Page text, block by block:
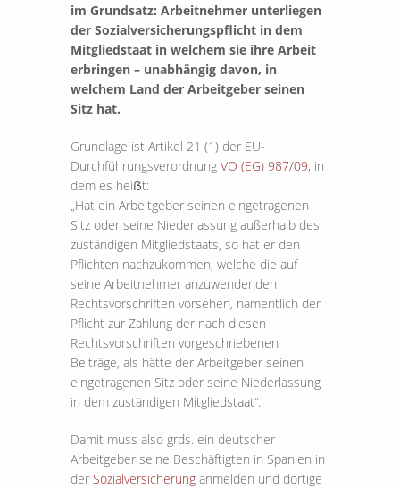
im Grundsatz: Arbeitnehmer unterliegen
der Sozialversicherungspflicht in dem
Mitgliedstaat in welchem sie ihre Arbeit
erbringen – unabhängig davon, in
welchem Land der Arbeitgeber seinen
Sitz hat.
Grundlage ist Artikel 21 (1) der EU-
Durchführungsverordnung VO (EG) 987/09, in
dem es heiẞt:
„Hat ein Arbeitgeber seinen eingetragenen
Sitz oder seine Niederlassung außerhalb des
zuständigen Mitgliedstaats, so hat er den
Pflichten nachzukommen, welche die auf
seine Arbeitnehmer anzuwendenden
Rechtsvorschriften vorsehen, namentlich der
Pflicht zur Zahlung der nach diesen
Rechtsvorschriften vorgeschriebenen
Beiträge, als hätte der Arbeitgeber seinen
eingetragenen Sitz oder seine Niederlassung
in dem zuständigen Mitgliedstaat“.
Damit muss also grds. ein deutscher
Arbeitgeber seine Beschäftigten in Spanien in
der Sozialversicherung anmelden und dortige